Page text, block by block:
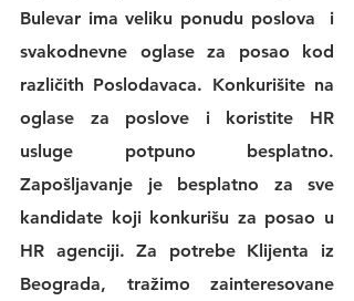
Bulevar ima veliku ponudu poslova
  i
svakodnevne oglase za posao kod
oglase za poslove i koristite HR
usluge potpuno besplatno.
Zapošljavanje je besplatno za sve
HR agenciji. Za potrebe Klijenta iz
Beograda, tražimo zainteresovane